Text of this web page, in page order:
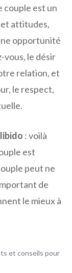
couple est un
et attitudes,
opportunité
le désir
relation, et
le respect,
: voilà
est
peut ne
de
le mieux à
et conseils pour